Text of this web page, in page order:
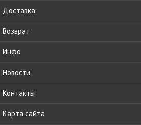
Доставка
Возврат
Инфо
Новости
Контакты
Карта сайта